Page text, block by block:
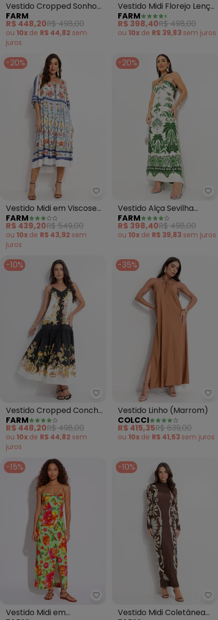
Vestido Cropped Sonho
de Concha (Bege)
FARM
R$ 448,20R$ 498,00
ou 10x de R$ 44,82 sem
juros
Vestido Midi Florejo Lenço
(Bege)
FARM
R$ 398,40R$ 498,00
ou 10x de R$ 39,83 sem juros
-20%
Farm - Vestido Midi em
Vestido Midi em Viscose
(Off White)
FARM
R$ 439,20R$ 549,00
ou 10x de R$ 43,92 sem
juros
-20%
Vestido Alça Sevilha
(Verde)
FARM
R$ 398,40R$ 498,00
ou 10x de R$ 39,83 sem juros
-10%
Farm - Vestido Cropped
Vestido Cropped Concha
Surreal (Preto)
FARM
R$ 448,20R$ 498,00
ou 10x de R$ 44,82 sem
juros
-35%
Vestido Linho (Marrom)
COLCCI
R$ 415,35R$ 639,00
ou 10x de R$ 41,53 sem juros
-15%
Farm - Vestido Midi em
Vestido Midi em
-10%
Vestido Midi Coletânea